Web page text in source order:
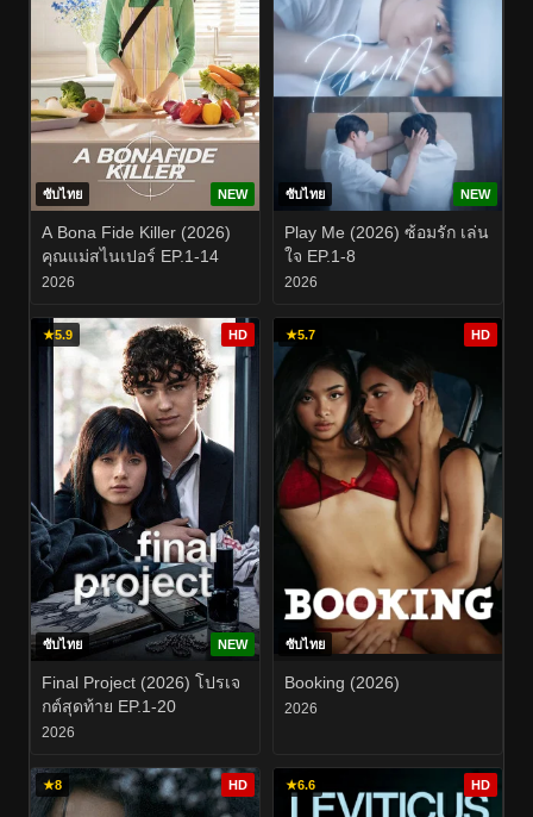
ซับไทย NEW
A Bona Fide Killer (2026)
คุณแม่สไนเปอร์ EP.1-14
2026
ซับไทย NEW
Play Me (2026) ซ้อมรัก เล่น
ใจ EP.1-8
2026
★5.9 HD
ซับไทย NEW
Final Project (2026) โปรเจ
กต์สุดท้าย EP.1-20
2026
★5.7 HD
ซับไทย
Booking (2026)
2026
★8 HD ★6.6 HD